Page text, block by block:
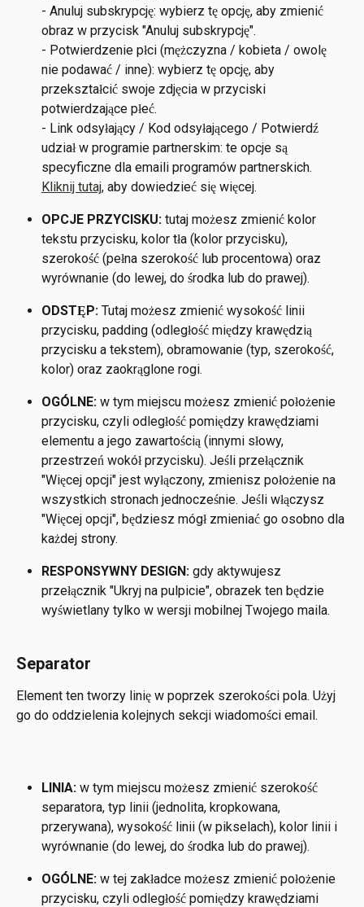
- Anuluj subskrypcję: wybierz tę opcję, aby zmienić
obraz w przycisk "Anuluj subskrypcję".
- Potwierdzenie płci (mężczyzna / kobieta / owolę
nie podawać / inne): wybierz tę opcję, aby
przekształcić swoje zdjęcia w przyciski
potwierdzające płeć.
- Link odsyłający / Kod odsyłającego / Potwierdź
udział w programie partnerskim: te opcje są
specyficzne dla emaili programów partnerskich.
Kliknij tutaj, aby dowiedzieć się więcej.
OPCJE PRZYCISKU: tutaj możesz zmienić kolor
tekstu przycisku, kolor tła (kolor przycisku),
szerokość (pełna szerokość lub procentowa) oraz
wyrównanie (do lewej, do środka lub do prawej).
ODSTĘP: Tutaj możesz zmienić wysokość linii
przycisku, padding (odległość między krawędzią
przycisku a tekstem), obramowanie (typ, szerokość,
kolor) oraz zaokrąglone rogi.
OGÓLNE: w tym miejscu możesz zmienić położenie
przycisku, czyli odległość pomiędzy krawędziami
elementu a jego zawartością (innymi słowy,
przestrzeń wokół przycisku). Jeśli przełącznik
"Więcej opcji" jest wyłączony, zmienisz położenie na
wszystkich stronach jednocześnie. Jeśli włączysz
"Więcej opcji", będziesz mógł zmieniać go osobno dla
każdej strony.
RESPONSYWNY DESIGN: gdy aktywujesz
przełącznik "Ukryj na pulpicie", obrazek ten będzie
wyświetlany tylko w wersji mobilnej Twojego maila.
Separator
Element ten tworzy linię w poprzek szerokości pola. Użyj
go do oddzielenia kolejnych sekcji wiadomości email.
LINIA: w tym miejscu możesz zmienić szerokość
separatora, typ linii (jednolita, kropkowana,
przerywana), wysokość linii (w pikselach), kolor linii i
wyrównanie (do lewej, do środka lub do prawej).
OGÓLNE: w tej zakładce możesz zmienić położenie
przycisku, czyli odległość pomiędzy krawędziami